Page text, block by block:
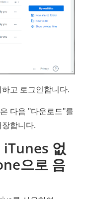
고 로그인합니다.
다음 "다운로드"를
합니다.
없
으로 음